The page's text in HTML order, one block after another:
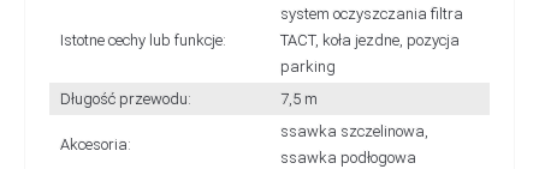
Istotne cechy lub funkcje:
system oczyszczania filtra
TACT, koła jezdne, pozycja
parking
Długość przewodu:
7,5 m
Akcesoria:
ssawka szczelinowa,
ssawka podłogowa